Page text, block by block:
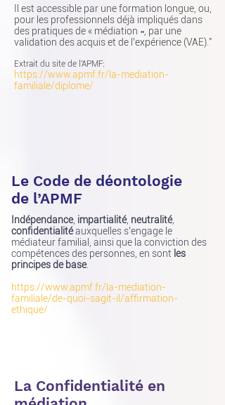
Il est accessible par une formation longue, ou,
pour les professionnels déjà impliqués dans
des pratiques de « médiation », par une
validation des acquis et de l’expérience (VAE)."
Extrait du site de l'APMF:
https://www.apmf.fr/la-mediation-
familiale/diplome/
Le Code de déontologie
de l’APMF
Indépendance, impartialité, neutralité,
confidentialitéauxquelles s’engage le
médiateur familial, ainsi que la conviction des
compétences des personnes, en sont les
principes de base.
https://www.apmf.fr/la-mediation-
familiale/de-quoi-sagit-il/affirmation-
ethique/
La Confidentialité en